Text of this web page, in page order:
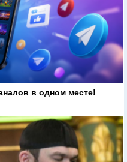
в одном месте!